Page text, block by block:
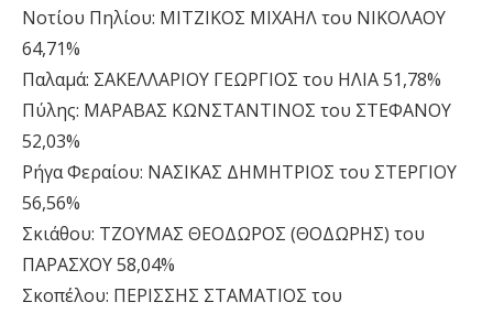
Νοτίου Πηλίου: ΜΙΤΖΙΚΟΣ ΜΙΧΑΗΛ του ΝΙΚΟΛΑΟΥ
64,71%
Παλαμά: ΣΑΚΕΛΛΑΡΙΟΥ ΓΕΩΡΓΙΟΣ του ΗΛΙΑ 51,78%
Πύλης: ΜΑΡΑΒΑΣ ΚΩΝΣΤΑΝΤΙΝΟΣ του ΣΤΕΦΑΝΟΥ
52,03%
Ρήγα Φεραίου: ΝΑΣΙΚΑΣ ΔΗΜΗΤΡΙΟΣ του ΣΤΕΡΓΙΟΥ
56,56%
Σκιάθου: ΤΖΟΥΜΑΣ ΘΕΟΔΩΡΟΣ (ΘΟΔΩΡΗΣ) του
ΠΑΡΑΣΧΟΥ 58,04%
Σκοπέλου: ΠΕΡΙΣΣΗΣ ΣΤΑΜΑΤΙΟΣ του